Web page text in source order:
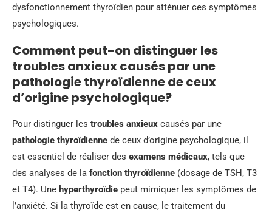
dysfonctionnement thyroïdien pour atténuer ces symptômes
psychologiques.
Comment peut-on distinguer les
troubles anxieux causés par une
pathologie thyroïdienne de ceux
d’origine psychologique?
Pour distinguer les troubles anxieux causés par une
pathologie thyroïdienne de ceux d’origine psychologique, il
est essentiel de réaliser des examens médicaux, tels que
des analyses de la fonction thyroïdienne (dosage de TSH, T3
et T4). Une hyperthyroïdie peut mimiquer les symptômes de
l’anxiété. Si la thyroïde est en cause, le traitement du